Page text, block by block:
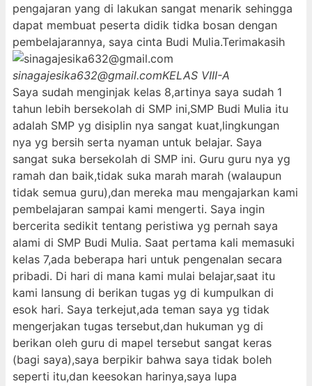
pengajaran yang di lakukan sangat menarik sehingga
dapat membuat peserta didik tidka bosan dengan
pembelajarannya, saya cinta Budi Mulia.Terimakasih
sinagajesika632@gmail.comKELAS VIII-A
Saya sudah menginjak kelas 8,artinya saya sudah 1
tahun lebih bersekolah di SMP ini,SMP Budi Mulia itu
adalah SMP yg disiplin nya sangat kuat,lingkungan
nya yg bersih serta nyaman untuk belajar. Saya
sangat suka bersekolah di SMP ini. Guru guru nya yg
ramah dan baik,tidak suka marah marah (walaupun
tidak semua guru),dan mereka mau mengajarkan kami
pembelajaran sampai kami mengerti. Saya ingin
bercerita sedikit tentang peristiwa yg pernah saya
alami di SMP Budi Mulia. Saat pertama kali memasuki
kelas 7,ada beberapa hari untuk pengenalan secara
pribadi. Di hari di mana kami mulai belajar,saat itu
kami lansung di berikan tugas yg di kumpulkan di
esok hari. Saya terkejut,ada teman saya yg tidak
mengerjakan tugas tersebut,dan hukuman yg di
berikan oleh guru di mapel tersebut sangat keras
(bagi saya),saya berpikir bahwa saya tidak boleh
seperti itu,dan keesokan harinya,saya lupa